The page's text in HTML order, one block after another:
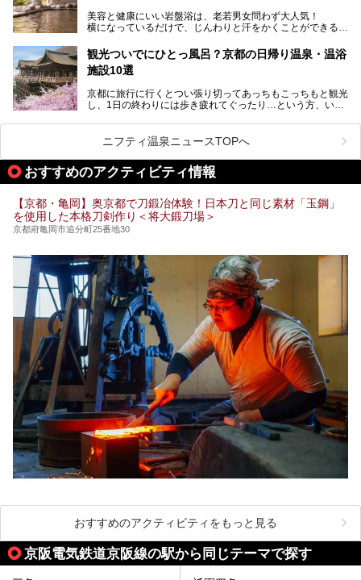
のある温浴施設を紹介します。
ウナを楽しみましょう！
美容と健康にいい岩盤浴は、老若男女問わず大人気！
横になっているだけで、じんわりと汗をかくことができるの
地元の方はもちろん、旅先としても人気の京都。
観光のついでに岩盤浴のある温泉に浸かってリフレッシュす
今回は京都にある岩盤浴のある施設をピックアップしてご紹
観光ついでにひとっ風呂？京都の日帰り温泉・温浴
施設10選
京都に旅行に行くとつい張り切ってあっちもこっちもと観光
し、1日の終わりには歩き疲れてぐったり…という方、いま
そんな疲れた身体には温泉です！京都には、市内にも郊外に
も素晴らしい温泉がたくさんあります。そこで、日帰り利用
できるおすすめの温泉・温浴施設をまとめてみました。
ニフティ温泉ニュースTOPへ
おすすめのアクティビティ情報
【京都・亀岡】奥京都で刀鍛冶体験！日本刀と同じ素材「玉鋼」
を使用した本格刀剣作り＜将大鍛刀場＞
京都府亀岡市追分町25番地30
おすすめのアクティビティをもっと見る
京阪電気鉄道京阪線の駅から同じテーマで探す